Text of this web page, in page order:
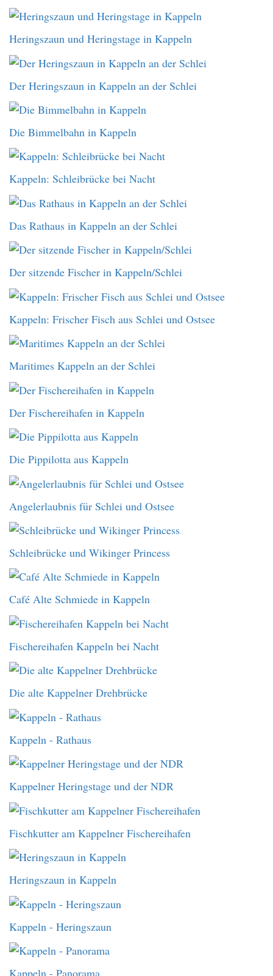
Heringszaun und Heringstage in Kappeln
Der Heringszaun in Kappeln an der Schlei
Die Bimmelbahn in Kappeln
Kappeln: Schleibrücke bei Nacht
Das Rathaus in Kappeln an der Schlei
Der sitzende Fischer in Kappeln/Schlei
Kappeln: Frischer Fisch aus Schlei und Ostsee
Maritimes Kappeln an der Schlei
Der Fischereihafen in Kappeln
Die Pippilotta aus Kappeln
Angelerlaubnis für Schlei und Ostsee
Schleibrücke und Wikinger Princess
Café Alte Schmiede in Kappeln
Fischereihafen Kappeln bei Nacht
Die alte Kappelner Drehbrücke
Kappeln - Rathaus
Kappelner Heringstage und der NDR
Fischkutter am Kappelner Fischereihafen
Heringszaun in Kappeln
Kappeln - Heringszaun
Kappeln - Panorama